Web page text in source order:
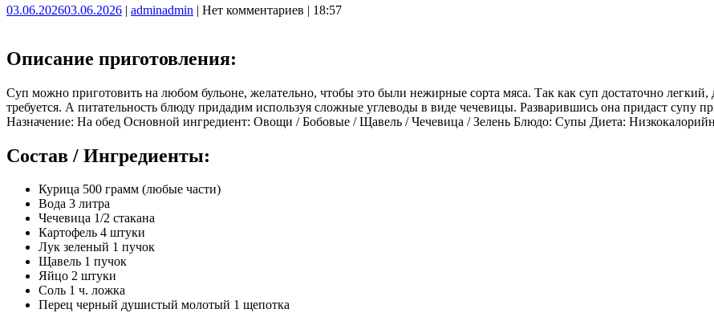
03.06.202603.06.2026 | adminadmin | Нет комментариев | 18:57
Описание приготовления:
Суп можно приготовить на любом бульоне, желательно, чтобы это были нежирные сорта мяса. Так как суп достаточно
требуется. А питательность блюду придадим используя сложные углеводы в виде чечевицы. Разварившись она придаст супу
Назначение: На обед Основной ингредиент: Овощи / Бобовые / Щавель / Чечевица / Зелень Блюдо: Супы Диета:
Состав / Ингредиенты:
Курица 500 грамм (любые части)
Вода 3 литра
Чечевица 1/2 стакана
Картофель 4 штуки
Лук зеленый 1 пучок
Щавель 1 пучок
Яйцо 2 штуки
Соль 1 ч. ложка
Перец черный душистый молотый 1 щепотка